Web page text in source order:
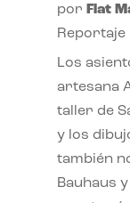
por Flat
Reportaje
Los
artesana
taller de
y los
también
Bauhaus